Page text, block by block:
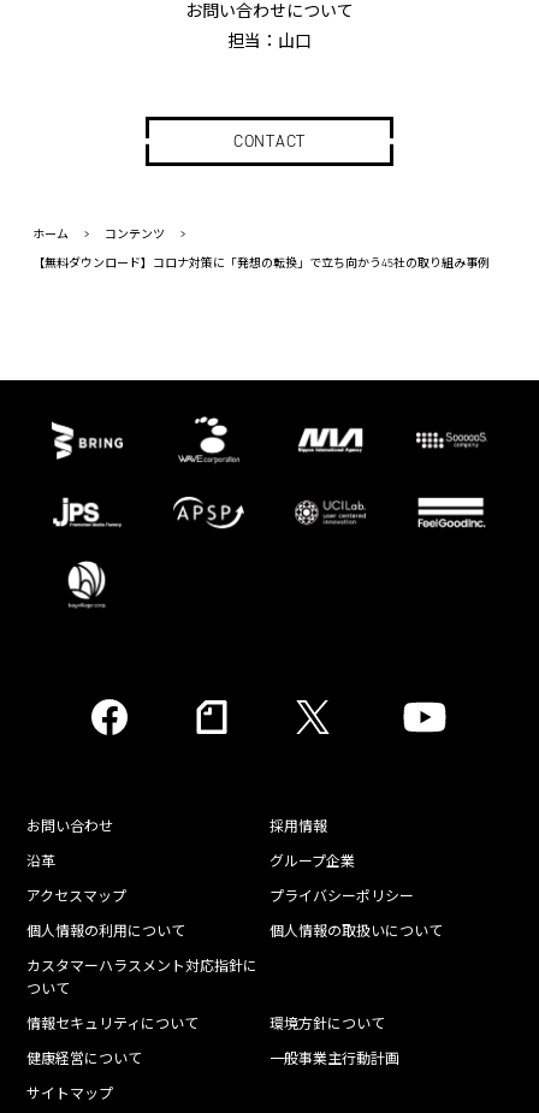
ホーム > コンテンツ
>
【無料ダウンロード】コロナ対策に「発想の転換」で立ち向かう45社の取り組み事例
お問い合わせについて
担当：山口
CONTACT
お問い合わせ 採用情報
沿革 グループ企業
アクセスマップ プライバシーポリシー
個人情報の利用について 個人情報の取扱いについて
カスタマーハラスメント対応指針に
ついて
情報セキュリティについて 環境方針について
健康経営について 一般事業主行動計画
サイトマップ